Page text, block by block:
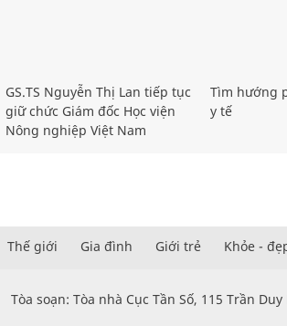
GS.TS Nguyễn Thị Lan tiếp tục
giữ chức Giám đốc Học viện
Nông nghiệp Việt Nam
Tìm hướng
y tế
Thế giới Gia đình Giới trẻ Khỏe -
Tòa soạn: Tòa nhà Cục Tần Số, 115 Trần